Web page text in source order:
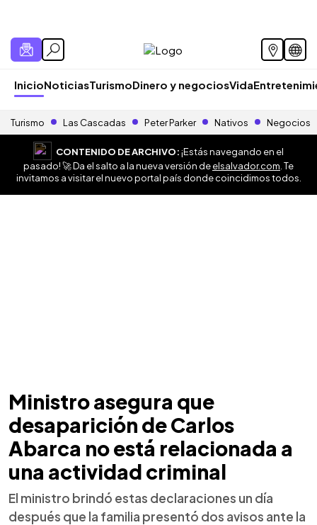
InicioNoticiasTurismoDinero y negociosVida
Turismo Las Cascadas Peter Parker Nativos Negocios
CONTENIDO DE ARCHIVO:¡Estás navegando en el
pasado! 🚀 Da el salto a la nueva versión deelsalvador.com . Te
invitamos a visitar el nuevo portal país donde coincidimos todos.
Ministro asegura que
desaparición de Carlos
Abarca no está relacionada a
una actividad criminal
El ministro brindó estas declaraciones un día
después que la familia presentó dos avisos ante la